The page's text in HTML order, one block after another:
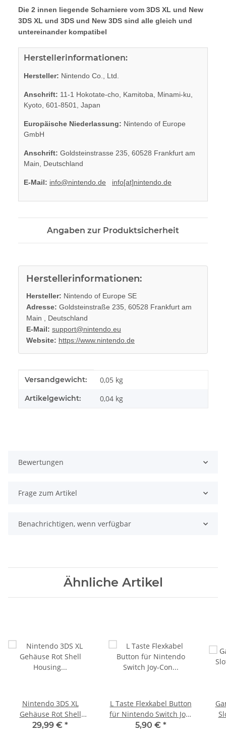
Die 2 innen liegende Scharniere vom 3DS XL und New
3DS XL und 3DS und New 3DS sind alle gleich und
untereinander kompatibel
Herstellerinformationen:
Hersteller: Nintendo Co., Ltd.
Anschrift: 11-1 Hokotate-cho, Kamitoba, Minami-ku,
Kyoto, 601-8501, Japan
Europäische Niederlassung: Nintendo of Europe
GmbH
Anschrift: Goldsteinstrasse 235, 60528 Frankfurt am
Main, Deutschland
E-Mail: info@nintendo.de info[at]nintendo.de
Angaben zur Produktsicherheit
Herstellerinformationen:
Hersteller: Nintendo of Europe SE
Adresse: Goldsteinstraße 235, 60528 Frankfurt am
Main , Deutschland
E-Mail: support@nintendo.eu
Website: https://www.nintendo.de
Produkteigenschaft
Wert
Versandgewicht: 0,05 kg
Artikelgewicht: 0,04 kg
Bewertungen
Frage zum Artikel
Benachrichtigen, wenn verfügbar
Ähnliche Artikel
Nintendo 3DS XL
Gehäuse Rot Shell
Housing Ersatzgehäuse
29,99 € *
L Taste Flexkabel Button
für Nintendo Switch Joy-
Con Controller Flexcable
5,90 € *